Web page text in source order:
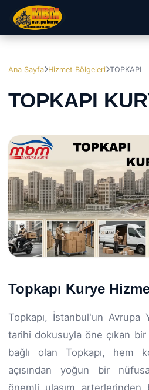
Ana Sayfa Hizmet Bölgeleri TOPKAPI
TOPKAPI
Topkapı Kurye
Topkapı, İstanbul'un Avrupa
tarihi dokusuyla öne çıkan
bağlı olan Topkapı, hem
açısından yoğun bir
önemli ulaşım arterlerinden